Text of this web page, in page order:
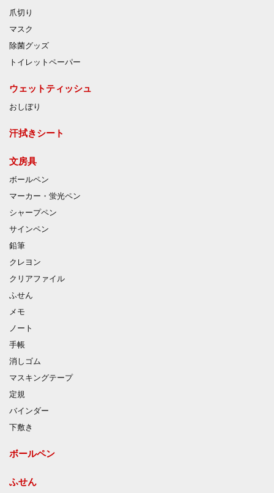
爪切り
マスク
除菌グッズ
トイレットペーパー
ウェットティッシュ
おしぼり
汗拭きシート
文房具
ボールペン
マーカー・蛍光ペン
シャープペン
サインペン
鉛筆
クレヨン
クリアファイル
ふせん
メモ
ノート
手帳
消しゴム
マスキングテープ
定規
バインダー
下敷き
ボールペン
ふせん